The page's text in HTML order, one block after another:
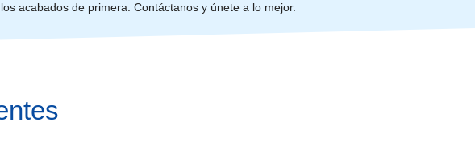
acabados de primera. Contáctanos y únete a lo mejor.